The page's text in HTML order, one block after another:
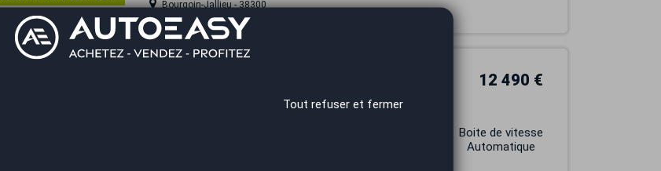
Bourgoin-Jallieu - 38300
12 490 €
1.0 eTSI 110 Ch Business DSG7
Boite de vitesse
Automatique
Tout refuser et fermer